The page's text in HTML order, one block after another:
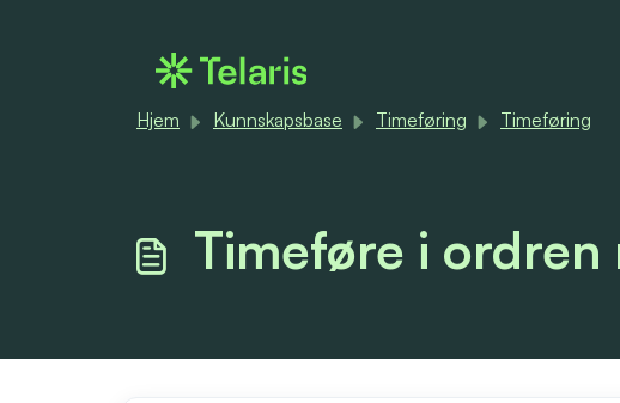
Hjem Kunnskapsbase Timeføring Timeføring
Timeføre i ordren